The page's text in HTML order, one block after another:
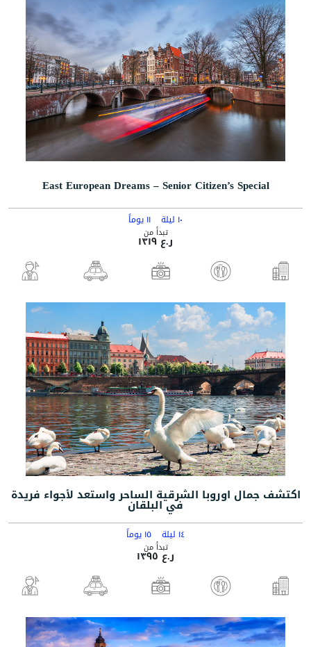
East European Dreams – Senior Citizen’s Special
١٠ ليلة ١١ يوماً
تبدأ منر.ع ١٣١٩
اكتشف جمال اوروبا الشرقية الساحر واستعد لأجواء فريدة
في البلقان
١٤ ليلة ١٥ يوماً
تبدأ منر.ع ١٣٩٥